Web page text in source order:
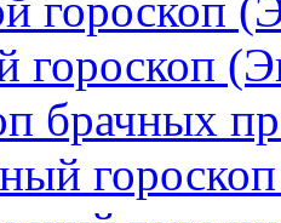
гороскоп
брачных